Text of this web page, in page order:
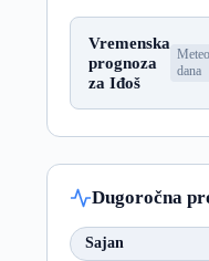
Vremenska
prognoza
za Iđoš
dana
Dugoročna
Sajan